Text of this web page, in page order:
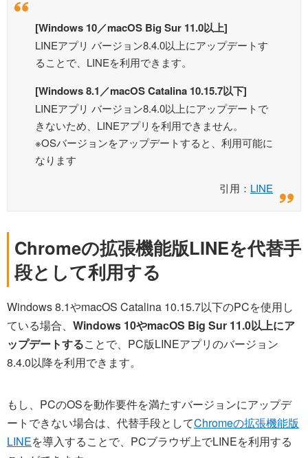
[Windows 10／macOS Big Sur 11.0以上]
LINEアプリ バージョン8.4.0以上にアップデートす
ることで、LINEを利用できます。
[Windows 8.1／macOS Catalina 10.15.7以下]
LINEアプリ バージョン8.4.0以上にアップデートで
きないため、LINEアプリを利用できません。
※OSバージョンをアップデートすると、利用可能に
なります
引用： LINE
Chromeの拡張機能版LINEを代替手
段として利用する
Windows 8.1やmacOS Catalina 10.15.7以下のPCを使用し
ている場合、 Windows 10やmacOS Big Sur 11.0以上にア
ップデートすることで、PC版LINEアプリのバージョン
8.4.0以降を利用できます。
もし、PCのOSを動作要件を満たすバージョンにアップデ
ートできない場合は、代替手段としてChromeの拡張機能版
LINEを導入することで、PCブラウザ上でLINEを利用する